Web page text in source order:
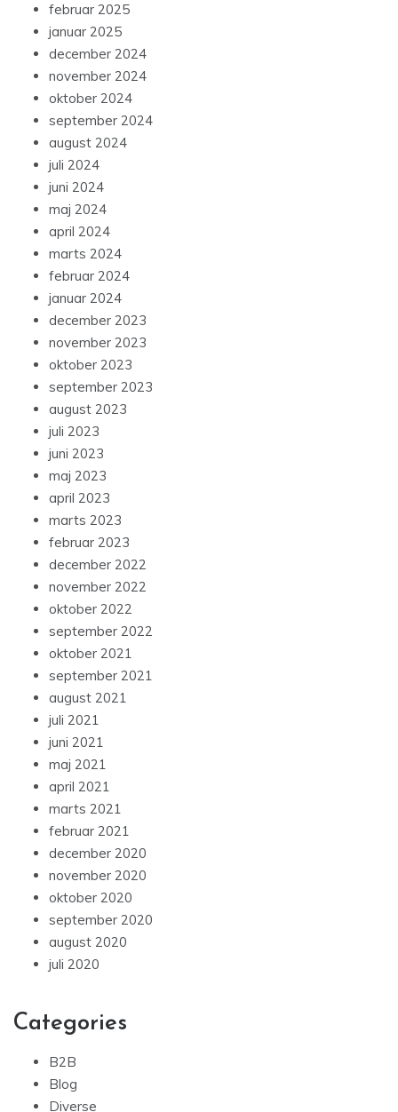
februar 2025
januar 2025
december 2024
november 2024
oktober 2024
september 2024
august 2024
juli 2024
juni 2024
maj 2024
april 2024
marts 2024
februar 2024
januar 2024
december 2023
november 2023
oktober 2023
september 2023
august 2023
juli 2023
juni 2023
maj 2023
april 2023
marts 2023
februar 2023
december 2022
november 2022
oktober 2022
september 2022
oktober 2021
september 2021
august 2021
juli 2021
juni 2021
maj 2021
april 2021
marts 2021
februar 2021
december 2020
november 2020
oktober 2020
september 2020
august 2020
juli 2020
Categories
B2B
Blog
Diverse